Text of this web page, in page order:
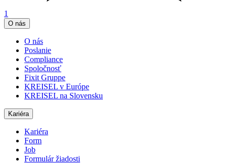
1
O nás
O nás
Poslanie
Compliance
Spoločnosť
Fixit Gruppe
KREISEL v Európe
KREISEL na Slovensku
Kariéra
Kariéra
Form
Job
Formulár žiadosti